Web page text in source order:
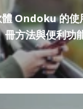
Ondoku 的使
冊方法與便利功